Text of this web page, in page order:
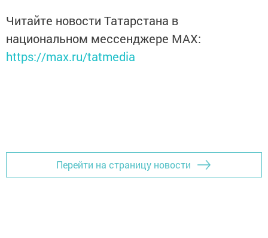
Читайте новости Татарстана в
национальном мессенджере MАХ:
https://max.ru/tatmedia
Перейти на страницу новости